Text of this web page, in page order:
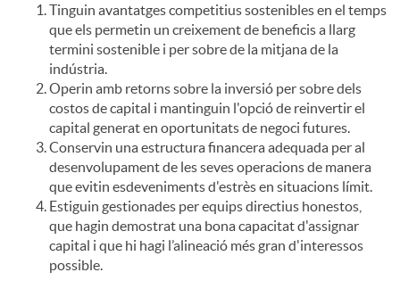
Tinguin avantatges competitius sostenibles en el temps
que els permetin un creixement de beneficis a llarg
termini sostenible i per sobre de la mitjana de la
indústria.
Operin amb retorns sobre la inversió per sobre dels
costos de capital i mantinguin l'opció de reinvertir el
capital generat en oportunitats de negoci futures.
Conservin una estructura financera adequada per al
desenvolupament de les seves operacions de manera
que evitin esdeveniments d'estrès en situacions límit.
Estiguin gestionades per equips directius honestos,
que hagin demostrat una bona capacitat d'assignar
capital i que hi hagi l’alineació més gran d'interessos
possible.